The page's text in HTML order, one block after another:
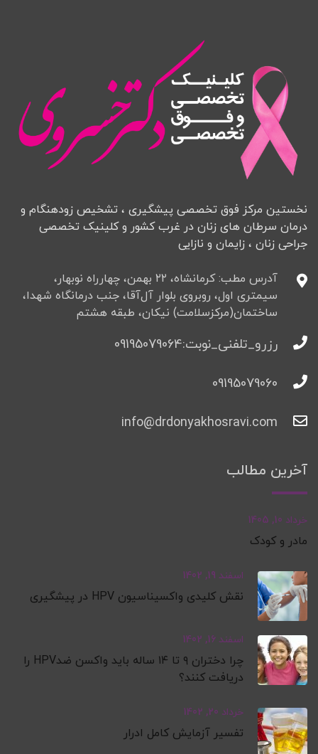
نخستین مرکز فوق تخصصی پیشگیری ، تشخیص زودهنگام و
درمان سرطان های زنان در غرب کشور و کلینیک تخصصی
جراحی زنان ، زایمان و نازایی
آدرس مطب: کرمانشاه، ۲۲ بهمن، چهارراه نوبهار،
سیمتری اول، روبروی بلوار آل‌آقا، جنب درمانگاه شهدا،
ساختمان(مرکزسلامت) نیکان، طبقه هشتم
رزرو_تلفنی_نوبت:09195079064
09195079060
info@drdonyakhosravi.com
آخرین مطالب
خرداد 10, 1405
مادر و کودک
اسفند 19, 1402
نقش کلیدی واکسیناسیون HPV در پیشگیری
اسفند 16, 1402
چرا دختران ۹ تا ۱۴ ساله باید واکسن ضدHPV را
دریافت کنند؟
خرداد 20, 1402
تفسیر آزمایش کامل ادرار